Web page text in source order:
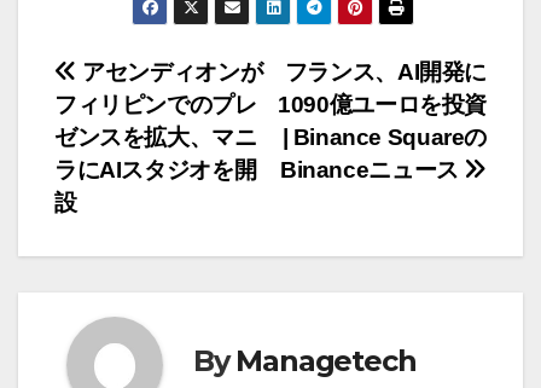
投
稿
ナ
ビ
ー
シ
フランス、AI開発に
1090億ユーロを投資
| Binance Squareの
Binanceニュース
アセンディオンが
フィリピンでのプレ
ゼンスを拡大、マニ
ラにAIスタジオを開
設
ByManagetech